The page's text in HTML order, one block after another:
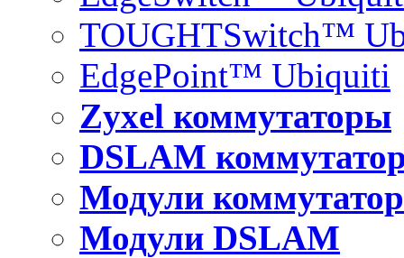
TOUGHTSwitch™
EdgePoint™ Ubiquiti
Zyxel коммутаторы
DSLAM
Модули
Модули DSLAM